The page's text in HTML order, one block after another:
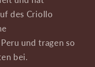
des Criollo
und tragen so
bei.